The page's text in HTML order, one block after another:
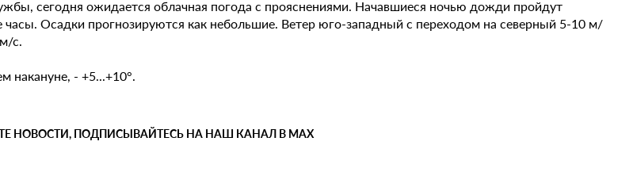
сегодня ожидается облачная погода с прояснениями. Начавшиеся ночью дожди пройдут
часы. Осадки прогнозируются как небольшие. Ветер юго-западный с переходом на северный 5-10 м/
с.
накануне, - +5...+10°.
НОВОСТИ, ПОДПИСЫВАЙТЕСЬ НА НАШ КАНАЛ В MAX